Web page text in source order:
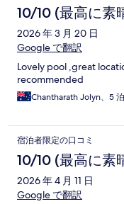
10/10 (最高に素
2026 年 3 月 20 日
Google で翻訳
Lovely pool ,great
recommended
Chantharath Jolyn、5
宿泊者限定の口コミ
10/10 (最高に素
2026 年 4 月 11 日
Google で翻訳